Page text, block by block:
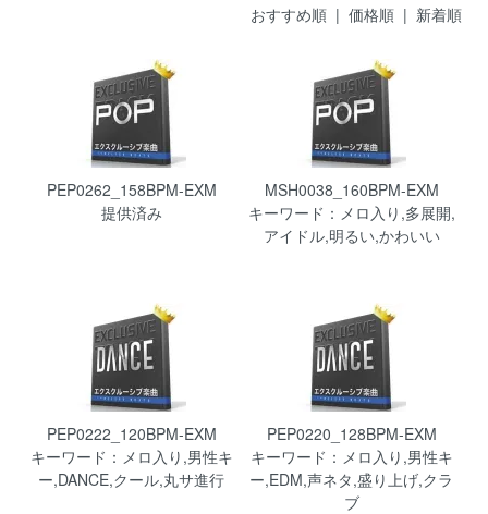
おすすめ順| 価格順| 新着順
PEP0262_158BPM-EXM
提供済み
MSH0038_160BPM-EXM
キーワード：メロ入り,多展開,
アイドル,明るい,かわいい
PEP0222_120BPM-EXM
キーワード：メロ入り,男性キ
ー,DANCE,クール,丸サ進行
PEP0220_128BPM-EXM
キーワード：メロ入り,男性キ
ー,EDM,声ネタ,盛り上げ,クラ
ブ